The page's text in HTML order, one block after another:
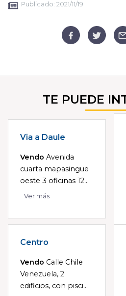
Publicado: 2021/11/19
TE PUEDE
Via a Daule
Vendo Avenida
cuarta mapasingue
oeste 3 oficinas 12...
Ver más
Centro
Vendo Calle Chile
Venezuela, 2
edificios, con pisci...